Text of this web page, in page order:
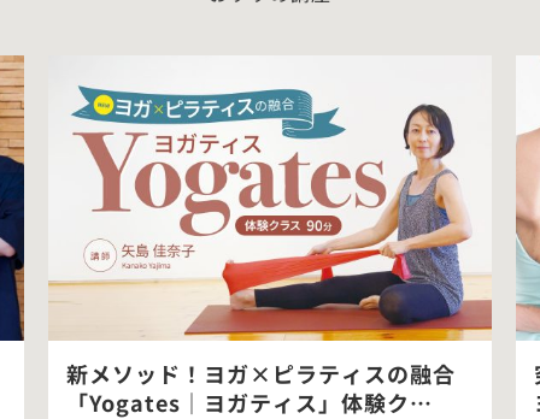
新メソッド！ヨガ×ピラティスの融合
「Yogates｜ヨガティス」体験ク…